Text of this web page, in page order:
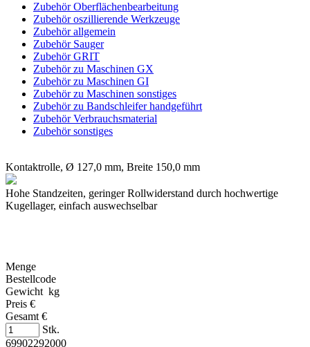
Zubehör Oberflächenbearbeitung
Zubehör oszillierende Werkzeuge
Zubehör allgemein
Zubehör Sauger
Zubehör GRIT
Zubehör zu Maschinen GX
Zubehör zu Maschinen GI
Zubehör zu Maschinen sonstiges
Zubehör zu Bandschleifer handgeführt
Zubehör Verbrauchsmaterial
Zubehör sonstiges
Kontaktrolle, Ø 127,0 mm, Breite 150,0 mm
Hohe Standzeiten, geringer Rollwiderstand durch hochwertige
Kugellager, einfach auswechselbar
Menge
Bestellcode
Gewicht kg
Preis €
Gesamt €
Stk.
69902292000